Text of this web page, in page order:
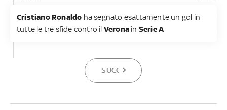
Cristiano Ronaldo ha segnato esattamente un gol in
tutte le tre sfide contro il Verona in Serie A
SUCCESSIVA